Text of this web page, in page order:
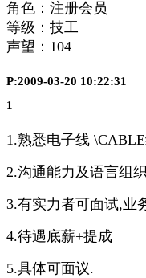
角色：注册会员
等级：技工
声望： 104
P:2009-03-20 10:22:31
1
1.熟悉电子线
2.沟通能力及语言组
3.有实力者可面试,业
4.待遇底薪+提成
5.具体可面议.